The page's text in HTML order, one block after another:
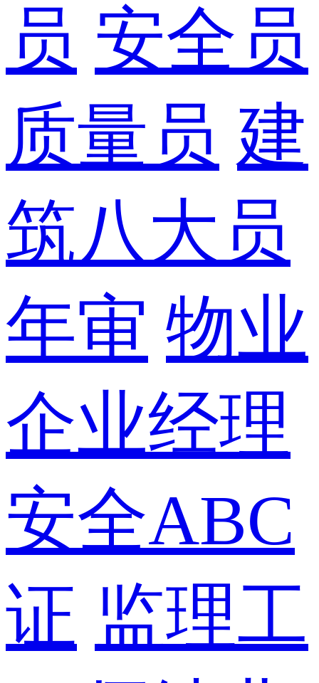
员 安全员
质量员 建
筑八大员
年审 物业
企业经理
安全ABC
证 监理工